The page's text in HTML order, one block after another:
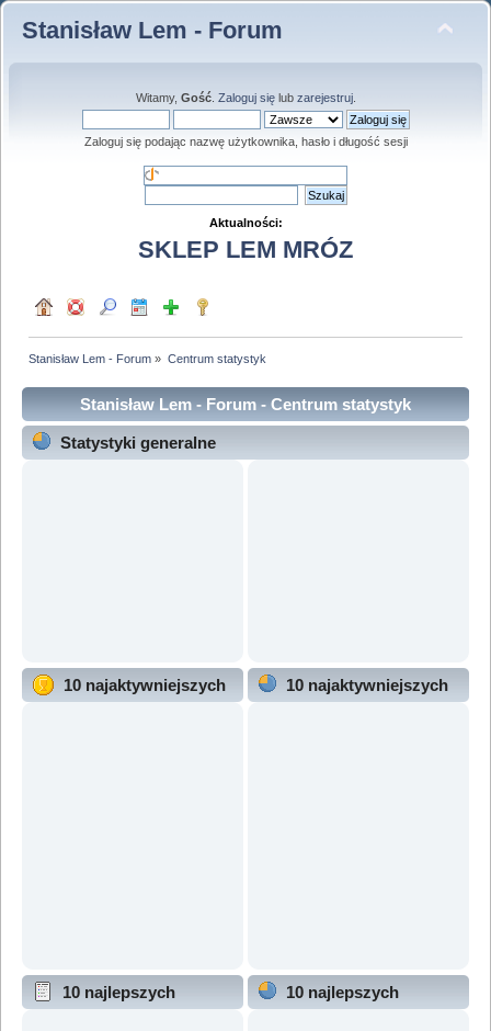
Stanisław Lem - Forum
Witamy, Gość. Zaloguj sięlub zarejestruj.
Zaloguj się podając nazwę użytkownika, hasło i długość sesji
Aktualności:
SKLEP LEM MRÓZ
Stanisław Lem - Forum » Centrum statystyk
Stanisław Lem - Forum - Centrum statystyk
Statystyki generalne
10 najaktywniejszych
10 najaktywniejszych
10 najlepszych
10 najlepszych